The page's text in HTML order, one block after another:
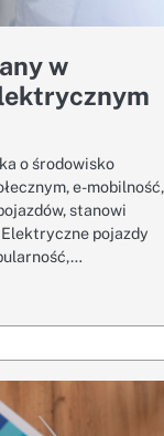
w
o środowisko
e-mobilność,
stanowi
pojazdy